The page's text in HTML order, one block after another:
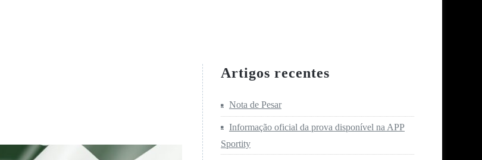
Artigos recentes
Nota de Pesar
Informação oficial da prova disponível na APP
Sportity